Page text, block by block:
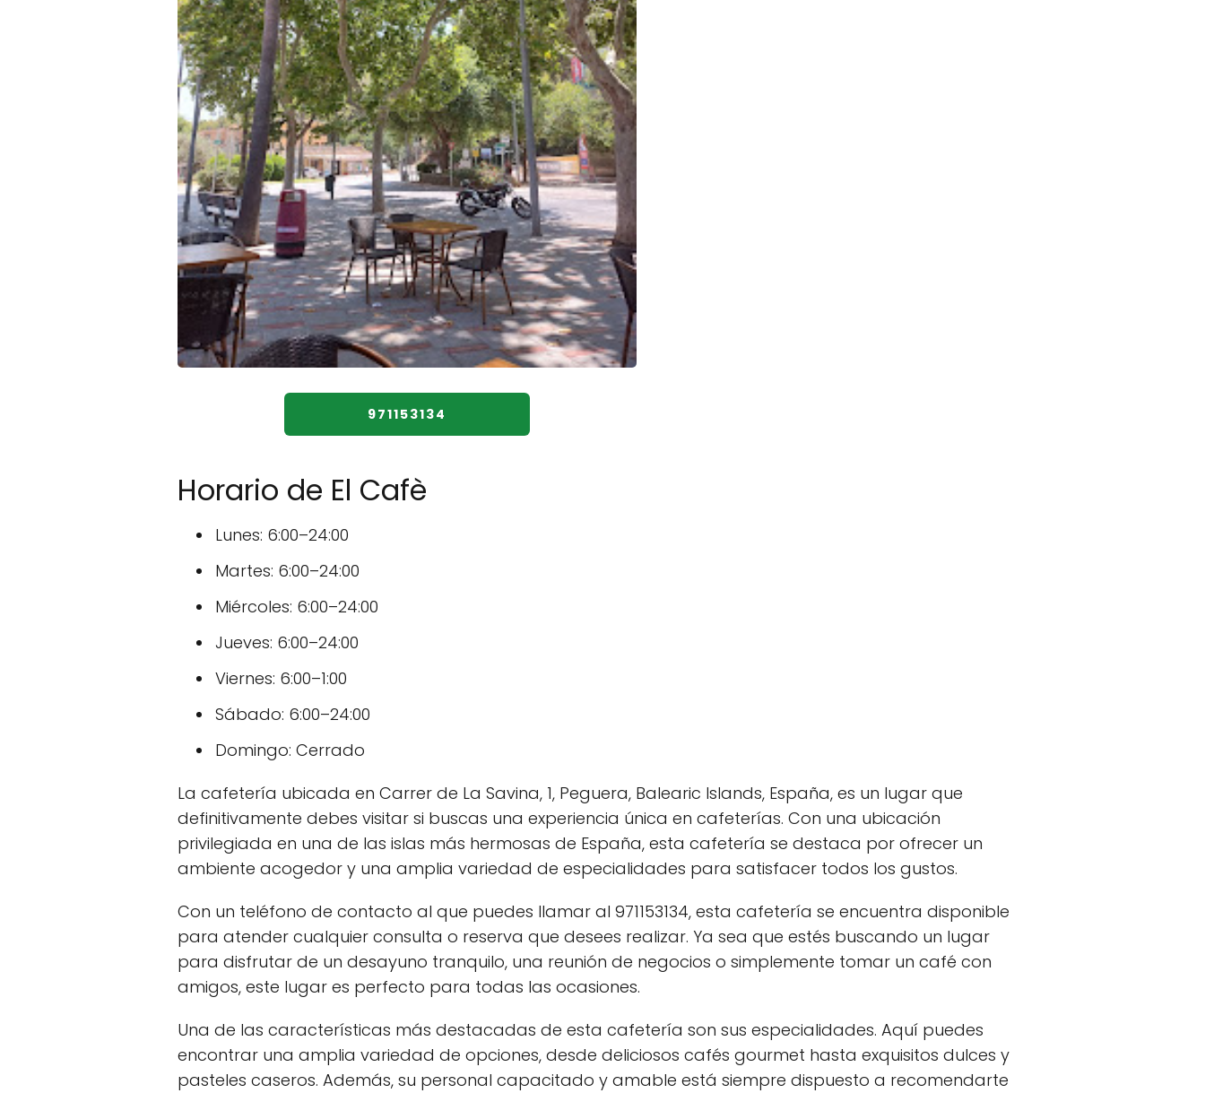
971153134
Horario de El Cafè
Lunes: 6:00–24:00
Martes: 6:00–24:00
Miércoles: 6:00–24:00
Jueves: 6:00–24:00
Viernes: 6:00–1:00
Sábado: 6:00–24:00
Domingo: Cerrado
La cafetería ubicada en Carrer de La Savina, 1, Peguera, Balearic Islands, España, es un lugar que
definitivamente debes visitar si buscas una experiencia única en cafeterías. Con una ubicación
privilegiada en una de las islas más hermosas de España, esta cafetería se destaca por ofrecer un
ambiente acogedor y una amplia variedad de especialidades para satisfacer todos los gustos.
Con un teléfono de contacto al que puedes llamar al 971153134, esta cafetería se encuentra disponible
para atender cualquier consulta o reserva que desees realizar. Ya sea que estés buscando un lugar
para disfrutar de un desayuno tranquilo, una reunión de negocios o simplemente tomar un café con
amigos, este lugar es perfecto para todas las ocasiones.
Una de las características más destacadas de esta cafetería son sus especialidades. Aquí puedes
encontrar una amplia variedad de opciones, desde deliciosos cafés gourmet hasta exquisitos dulces y
pasteles caseros. Además, su personal capacitado y amable está siempre dispuesto a recomendarte